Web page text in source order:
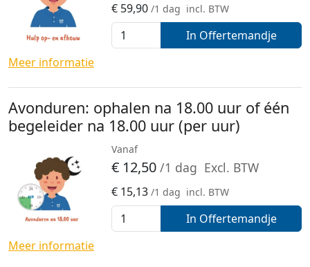
€ 59,90 /1 dag incl. BTW
In Offertemandje
Meer informatie
Avonduren: ophalen na 18.00 uur of één
begeleider na 18.00 uur (per uur)
Vanaf
€ 12,50 /1 dag Excl. BTW
€ 15,13 /1 dag incl. BTW
In Offertemandje
Meer informatie